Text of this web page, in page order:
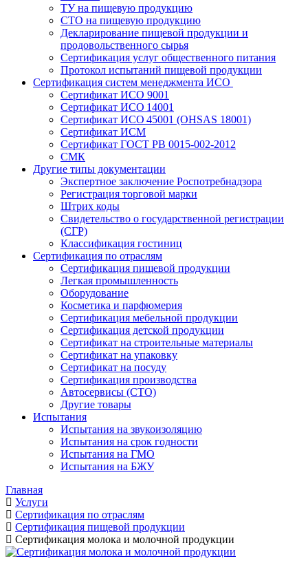
ТУ на пищевую продукцию
СТО на пищевую продукцию
Декларирование пищевой продукции и
продовольственного сырья
Сертификация услуг общественного питания
Протокол испытаний пищевой продукции
Сертификация систем менеджмента ИСО
Сертификат ИСО 9001
Сертификат ИСО 14001
Сертификат ИСО 45001 (OHSAS 18001)
Сертификат ИСМ
Сертификат ГОСТ РВ 0015-002-2012
СМК
Другие типы документации
Экспертное заключение Роспотребнадзора
Регистрация торговой марки
Штрих коды
Свидетельство о государственной регистрации
(СГР)
Классификация гостиниц
Сертификация по отраслям
Сертификация пищевой продукции
Легкая промышленность
Оборудование
Косметика и парфюмерия
Сертификация мебельной продукции
Сертификация детской продукции
Сертификат на строительные материалы
Сертификат на упаковку
Сертификат на посуду
Сертификация производства
Автосервисы (СТО)
Другие товары
Испытания
Испытания на звукоизоляцию
Испытания на срок годности
Испытания на ГМО
Испытания на БЖУ
Главная
Услуги
Сертификация по отраслям
Сертификация пищевой продукции
Сертификация молока и молочной продукции